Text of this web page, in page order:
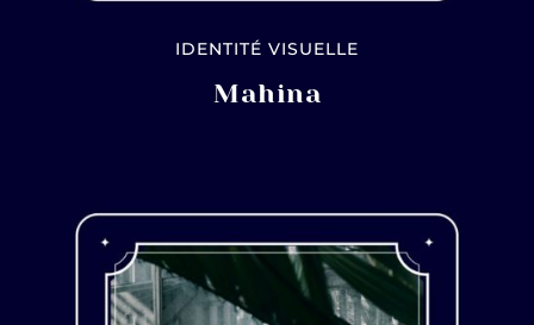
IDENTITÉ VISUELLE
Mahina